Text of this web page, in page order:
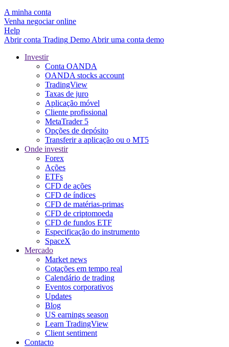
A minha conta
Venha negociar online
Help
Abrir conta Trading Demo Abrir uma conta demo
Investir
Conta OANDA
OANDA stocks account
TradingView
Taxas de juro
Aplicação móvel
Cliente profissional
MetaTrader 5
Opções de depósito
Transferir a aplicação ou o MT5
Onde investir
Forex
Ações
ETFs
CFD de ações
CFD de índices
CFD de matérias-primas
CFD de criptomoeda
CFD de fundos ETF
Especificação do instrumento
SpaceX
Mercado
Market news
Cotações em tempo real
Calendário de trading
Eventos corporativos
Updates
Blog
US earnings season
Learn TradingView
Client sentiment
Contacto